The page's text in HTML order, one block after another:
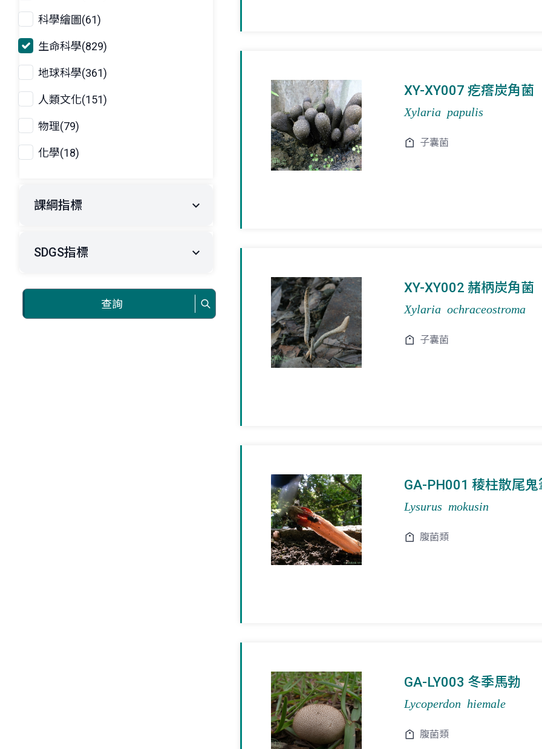
科學繪圖(61)
生命科學(829)
地球科學(361)
人類文化(151)
物理(79)
化學(18)
課綱指標
SDGS指標
查詢
XY-XY007 疙瘩炭角菌
Xylaria papulis
子囊菌
XY-XY002 赭柄炭角菌
Xylaria ochraceostroma
子囊菌
GA-PH001 稜柱散尾鬼
Lysurus mokusin
腹菌類
GA-LY003 冬季馬勃
Lycoperdon hiemale
腹菌類